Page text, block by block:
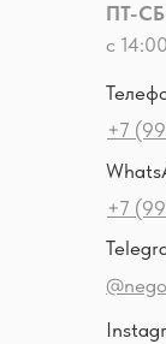
+7
+7
ПТ-
с